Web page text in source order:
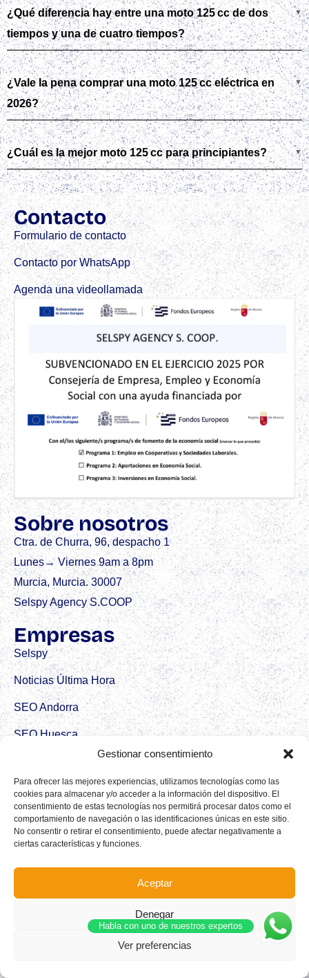
Gestionar consentimiento
Para ofrecer las mejores experiencias, utilizamos tecnologías como las
cookies para almacenar y/o acceder a la información del dispositivo. El
consentimiento de estas tecnologías nos permitirá procesar datos como el
comportamiento de navegación o las identificaciones únicas en este sitio.
No consentir o retirar el consentimiento, puede afectar negativamente a
ciertas características y funciones.
Aceptar
Denegar
Ver preferencias
¿Qué diferencia hay entre una moto 125 cc de dos
tiempos y una de cuatro tiempos?
¿Vale la pena comprar una moto 125 cc eléctrica en
2026?
¿Cuál es la mejor moto 125 cc para principiantes?
Contacto
Formulario de contacto
Contacto por WhatsApp
Agenda una videollamada
Sobre nosotros
Ctra. de Churra, 96, despacho 1
Lunes→ Viernes 9am a 8pm
Murcia, Murcia. 30007
Selspy Agency S.COOP
Empresas
Selspy
Noticias Última Hora
SEO Andorra
SEO Huesca
Croton
Destaco Directorio de empresas
CRM SEO Viralizar
Redes Sociales
Instagram
Habla con uno de nuestros expertos